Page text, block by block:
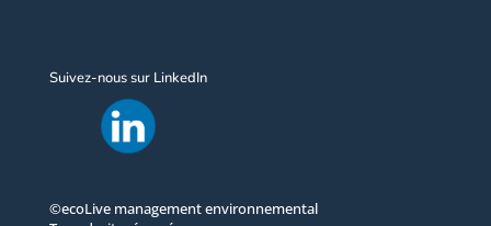
Suivez-nous sur LinkedIn
©ecoLive management environnemental